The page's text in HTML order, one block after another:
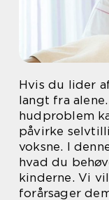
Hvis du lider
langt fra
hudproblem
påvirke
voksne. I
hvad du
kinderne. Vi
forårsager